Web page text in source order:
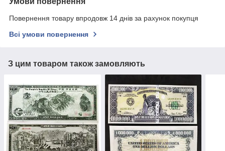
Повернення товару впродовж 14 днів за рахунок покупця
Всі умови повернення
З цим товаром також замовляють